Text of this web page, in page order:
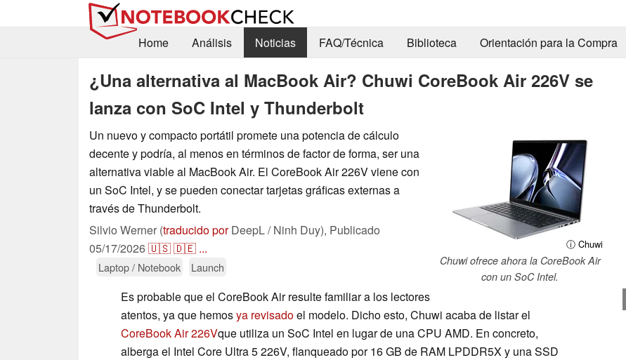
Home
Análisis Noticias FAQ/Técnica Biblioteca Orientación para la Compra
¿Una alternativa al MacBook Air? Chuwi CoreBook Air 226V se
lanza con SoC Intel y Thunderbolt
ⓘ Chuwi
Chuwi ofrece ahora la CoreBook Air
con un SoC Intel.
Un nuevo y compacto portátil promete una potencia de cálculo
decente y podría, al menos en términos de factor de forma, ser una
alternativa viable al MacBook Air. El CoreBook Air 226V viene con
un SoC Intel, y se pueden conectar tarjetas gráficas externas a
través de Thunderbolt.
Silvio Werner (traducido porDeepL / Ninh Duy), Publicado
05/17/2026🇺🇸🇩🇪 ...
Laptop / Notebook Launch
Es probable que el CoreBook Air resulte familiar a los lectores
atentos, ya que hemosya revisadoel modelo. Dicho esto, Chuwi acaba de listar el
CoreBook Air 226Vque utiliza un SoC Intel en lugar de una CPU AMD. En concreto,
alberga el Intel Core Ultra 5 226V, flanqueado por 16 GB de RAM LPDDR5X y una SSD